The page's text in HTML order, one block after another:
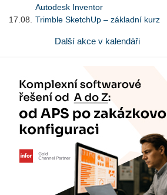
Autodesk Inventor
17.08.
Trimble SketchUp – základní kurz
Další akce v kalendáři